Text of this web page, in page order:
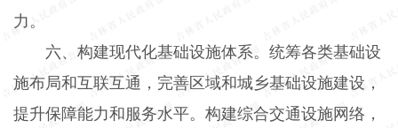
力。
六、构建现代化基础设施体系。统筹各类基础设
施布局和互联互通，完善区域和城乡基础设施建设，
提升保障能力和服务水平。构建综合交通设施网络，